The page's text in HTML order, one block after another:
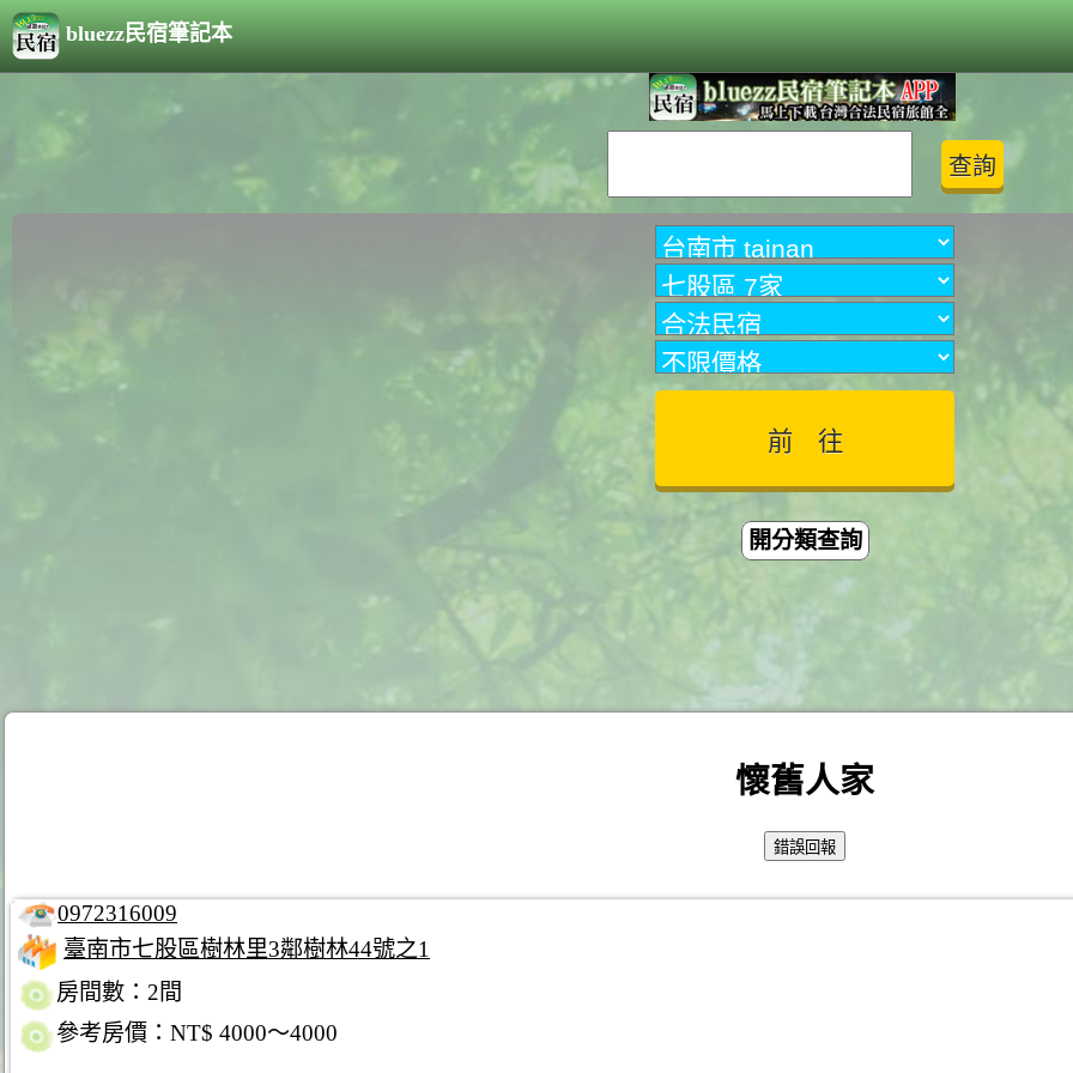
bluezz民宿筆記本
開分類查詢
懷舊人家
0972316009
臺南市七股區樹林里3鄰樹林44號之1
房間數：2間
參考房價：NT$ 4000～4000